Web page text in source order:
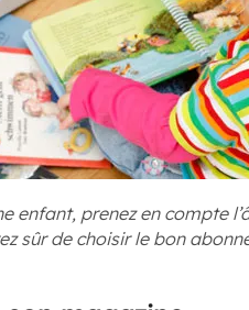
enfant, prenez en compte
sûr de choisir le bon